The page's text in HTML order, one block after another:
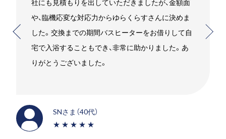
や、臨機応変な対応力からゆらくらすさんに決めま
した。交換までの期間バスヒーターをお借りして自
宅で入浴することもでき、非常に助かりました。あ
りがとうございました。
SNさま（40代）
★★★★★